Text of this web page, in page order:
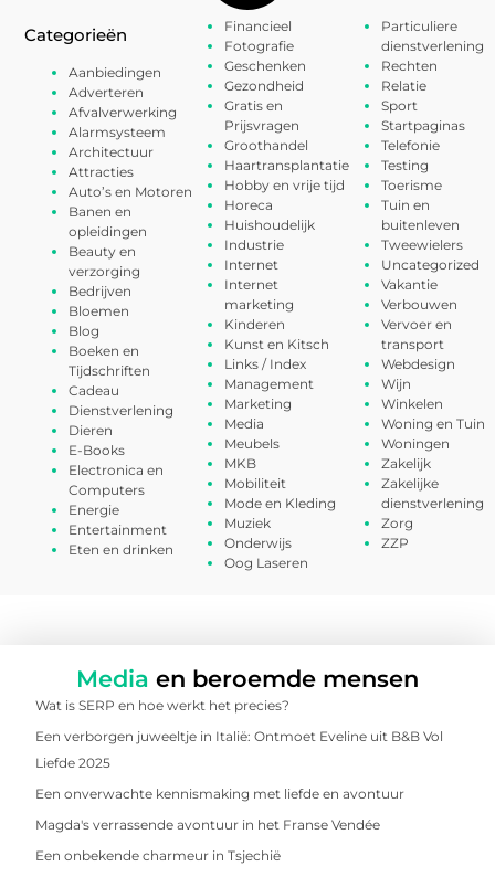
Categorieën
Aanbiedingen
Adverteren
Afvalverwerking
Alarmsysteem
Architectuur
Attracties
Auto’s en Motoren
Banen en
opleidingen
Beauty en
verzorging
Bedrijven
Bloemen
Blog
Boeken en
Tijdschriften
Cadeau
Dienstverlening
Dieren
E-Books
Electronica en
Computers
Energie
Entertainment
Eten en drinken
Financieel
Fotografie
Geschenken
Gezondheid
Gratis en
Prijsvragen
Groothandel
Haartransplantatie
Hobby en vrije tijd
Horeca
Huishoudelijk
Industrie
Internet
Internet
marketing
Kinderen
Kunst en Kitsch
Links / Index
Management
Marketing
Media
Meubels
MKB
Mobiliteit
Mode en Kleding
Muziek
Onderwijs
Oog Laseren
Particuliere
dienstverlening
Rechten
Relatie
Sport
Startpaginas
Telefonie
Testing
Toerisme
Tuin en
buitenleven
Tweewielers
Uncategorized
Vakantie
Verbouwen
Vervoer en
transport
Webdesign
Wijn
Winkelen
Woning en Tuin
Woningen
Zakelijk
Zakelijke
dienstverlening
Zorg
ZZP
Media en beroemde mensen
Wat is SERP en hoe werkt het precies?
Een verborgen juweeltje in Italië: Ontmoet Eveline uit B&B Vol
Liefde 2025
Een onverwachte kennismaking met liefde en avontuur
Magda's verrassende avontuur in het Franse Vendée
Een onbekende charmeur in Tsjechië